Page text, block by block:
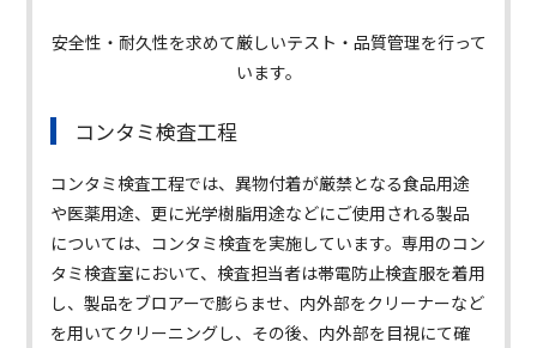
安全性・耐久性を求めて厳しいテスト・品質管理を行って
います。
コンタミ検査工程
コンタミ検査工程では、異物付着が厳禁となる食品用途
や医薬用途、更に光学樹脂用途などにご使用される製品
については、コンタミ検査を実施しています。専用のコン
タミ検査室において、検査担当者は帯電防止検査服を着用
し、製品をブロアーで膨らませ、内外部をクリーナーなど
を用いてクリーニングし、その後、内外部を目視にて確